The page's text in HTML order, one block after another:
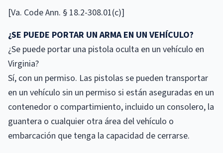
[Va. Code Ann. § 18.2-308.01(c)]
¿SE PUEDE PORTAR UN ARMA EN UN VEHÍCULO?
¿Se puede portar una pistola oculta en un vehículo en
Virginia?
Sí, con un permiso. Las pistolas se pueden transportar
en un vehículo sin un permiso si están aseguradas en un
contenedor o compartimiento, incluido un consolero, la
guantera o cualquier otra área del vehículo o
embarcación que tenga la capacidad de cerrarse.